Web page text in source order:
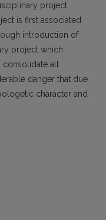
project
is first associated
introduction of
project which
consolidate all
danger that due
character and